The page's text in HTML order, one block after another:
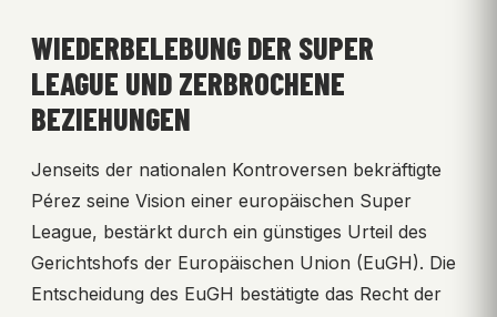
WIEDERBELEBUNG DER SUPER
LEAGUE UND ZERBROCHENE
BEZIEHUNGEN
Jenseits der nationalen Kontroversen bekräftigte
Pérez seine Vision einer europäischen Super
League, bestärkt durch ein günstiges Urteil des
Gerichtshofs der Europäischen Union (EuGH). Die
Entscheidung des EuGH bestätigte das Recht der